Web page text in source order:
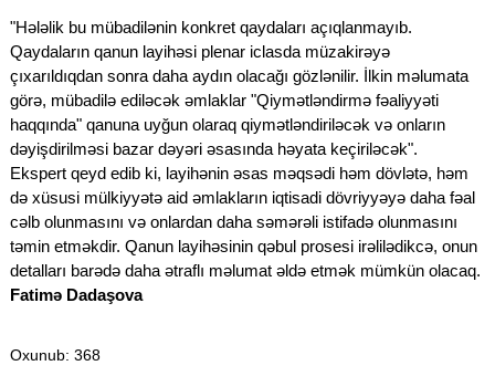
"Hələlik bu mübadilənin konkret qaydaları açıqlanmayıb.
Qaydaların qanun layihəsi plenar iclasda müzakirəyə
çıxarıldıqdan sonra daha aydın olacağı gözlənilir. İlkin məlumata
görə, mübadilə ediləcək əmlaklar "Qiymətləndirmə fəaliyyəti
haqqında" qanuna uyğun olaraq qiymətləndiriləcək və onların
dəyişdirilməsi bazar dəyəri əsasında həyata keçiriləcək".
Ekspert qeyd edib ki, layihənin əsas məqsədi həm dövlətə, həm
də xüsusi mülkiyyətə aid əmlakların iqtisadi dövriyyəyə daha fəal
cəlb olunmasını və onlardan daha səmərəli istifadə olunmasını
təmin etməkdir. Qanun layihəsinin qəbul prosesi irəlilədikcə, onun
detalları barədə daha ətraflı məlumat əldə etmək mümkün olacaq.
Fatimə Dadaşova
Oxunub: 368